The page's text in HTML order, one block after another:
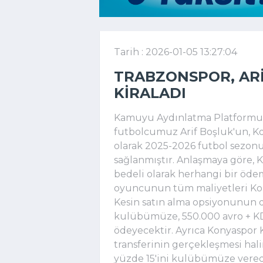
Tarih : 2026-01-05 13:27:04
TRABZONSPOR,
KIRALADI
Kamuyu Aydınlatma
futbolcumuz Arif Boşluk'un,
olarak 2025-2026 futbol
sağlanmıştır. Anlaşmaya
bedeli olarak herhangi bir
oyuncunun tüm maliyetleri
Kesin satın alma
kulübümüze, 550.000 avro +
ödeyecektir. Ayrıca
transferinin gerçekleşmesi
yüzde 15'ini kulübümüze